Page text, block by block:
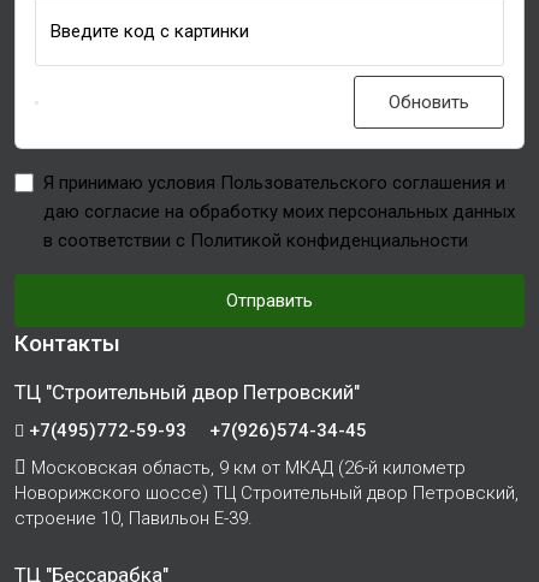
Введите код с картинки
Обновить
Я принимаю условия Пользовательского соглашения и
даю согласие на обработку моих персональных данных
в соответствии с Политикой конфиденциальности
Отправить
Контакты
ТЦ "Строительный двор Петровский"
+7(495)772-59-93
+7(926)574-34-45
Московская область, 9 км от МКАД (26-й километр
Новорижского шоссе) ТЦ Строительный двор Петровский,
строение 10, Павильон Е-39.
ТЦ "Бессарабка"